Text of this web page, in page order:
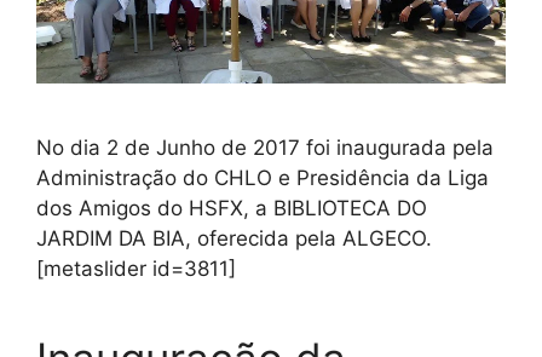
No dia 2 de Junho de 2017 foi inaugurada pela
Administração do CHLO e Presidência da Liga
dos Amigos do HSFX, a BIBLIOTECA DO
JARDIM DA BIA, oferecida pela ALGECO.
[metaslider id=3811]